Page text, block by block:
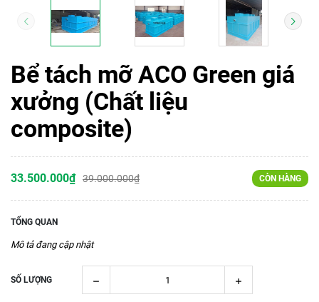
Bể tách mỡ ACO Green giá
xưởng (Chất liệu
composite)
33.500.000₫ 39.000.000₫ CÒN HÀNG
TỔNG QUAN
Mô tả đang cập nhật
SỐ LƯỢNG